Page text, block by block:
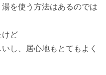
を使う方法はあるのでは
けど
し、居心地もとてもよく